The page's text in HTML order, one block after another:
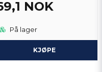
NOK
På lager
KJØPE